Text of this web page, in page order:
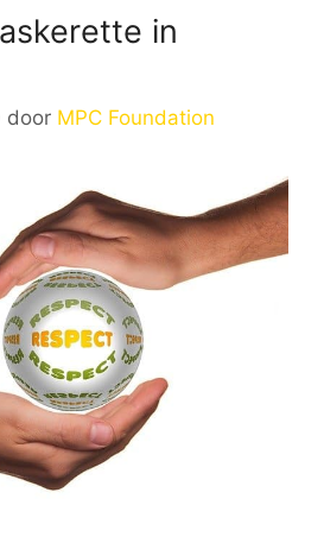
in
door MPC Foundation